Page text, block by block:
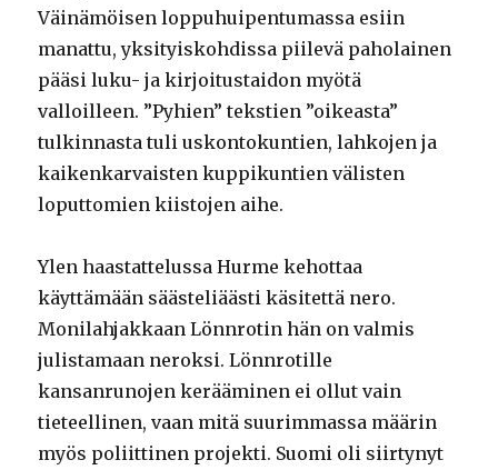
Väinämöisen loppuhuipentumassa esiin
manattu, yksityiskohdissa piilevä paholainen
pääsi luku- ja kirjoitustaidon myötä
valloilleen. ”Pyhien” tekstien ”oikeasta”
tulkinnasta tuli uskontokuntien, lahkojen ja
kaikenkarvaisten kuppikuntien välisten
loputtomien kiistojen aihe.
Ylen haastattelussa Hurme kehottaa
käyttämään säästeliäästi käsitettä nero.
Monilahjakkaan Lönnrotin hän on valmis
julistamaan neroksi. Lönnrotille
kansanrunojen kerääminen ei ollut vain
tieteellinen, vaan mitä suurimmassa määrin
myös poliittinen projekti. Suomi oli siirtynyt